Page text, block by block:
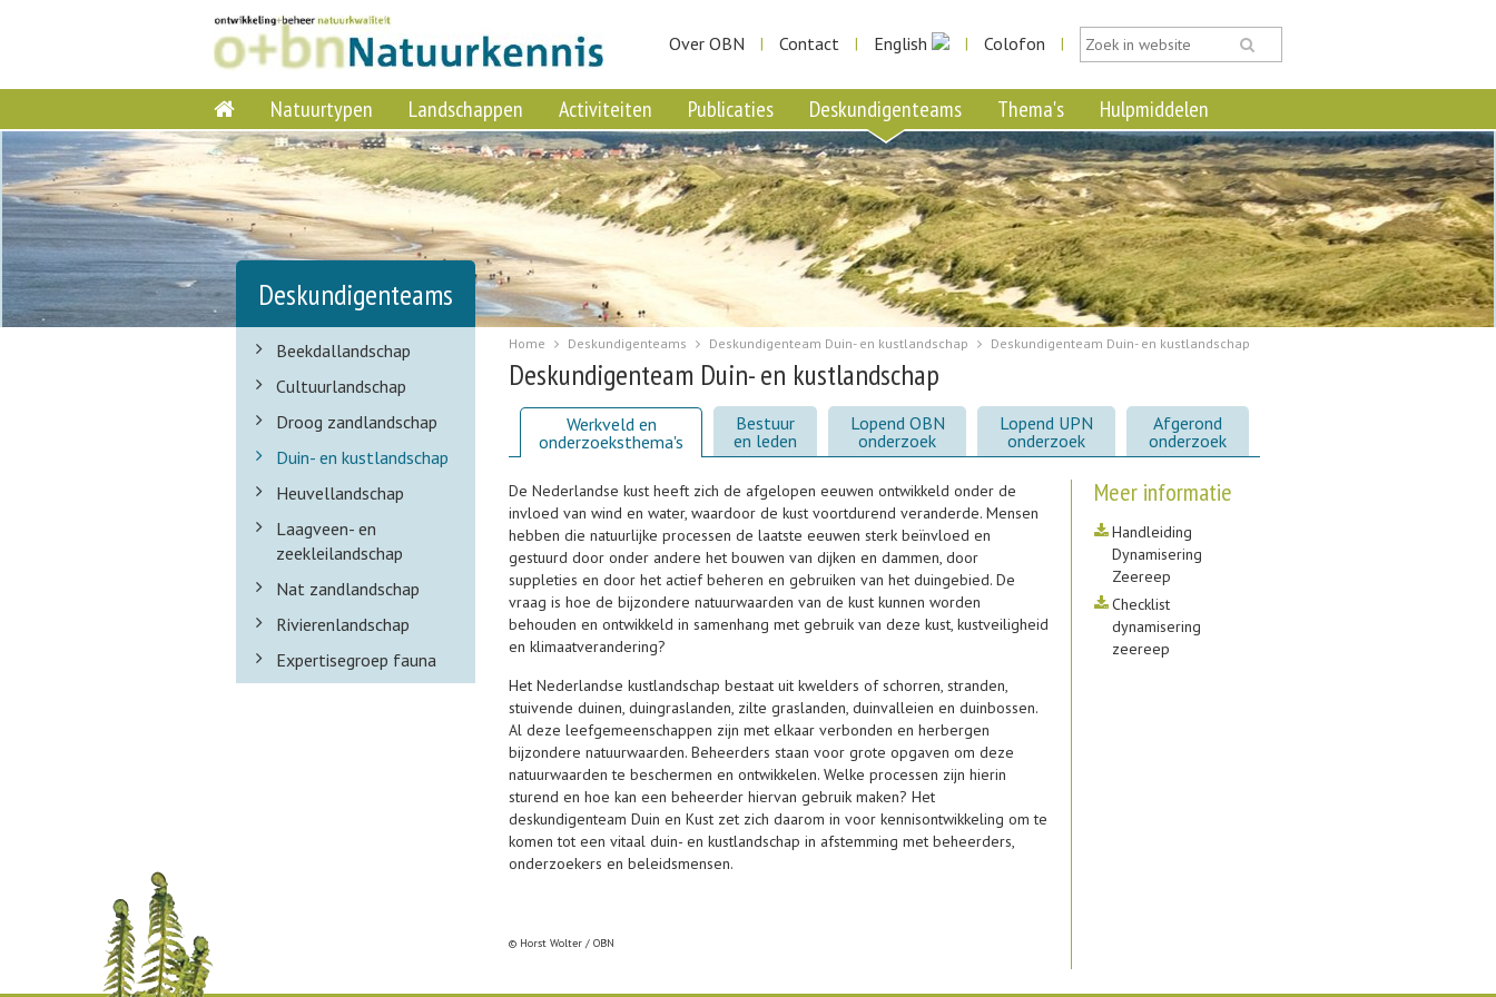
Over OBN | Contact | English | Colofon |
Natuurtypen Landschappen Activiteiten Publicaties Deskundigenteams Thema's Hulpmiddelen
Deskundigenteams
Beekdallandschap
Cultuurlandschap
Droog zandlandschap
Duin- en kustlandschap
Heuvellandschap
Laagveen- en
zeekleilandschap
Nat zandlandschap
Rivierenlandschap
Expertisegroep fauna
Home Deskundigenteams Deskundigenteam Duin- en kustlandschap Deskundigenteam Duin- en kustlandschap
Deskundigenteam Duin- en kustlandschap
Werkveld en
onderzoeksthema's
Bestuur
en leden
Lopend OBN
onderzoek
Lopend UPN
onderzoek
Afgerond
onderzoek
De Nederlandse kust heeft zich de afgelopen eeuwen ontwikkeld onder de
invloed van wind en water, waardoor de kust voortdurend veranderde. Mensen
hebben die natuurlijke processen de laatste eeuwen sterk beïnvloed en
gestuurd door onder andere het bouwen van dijken en dammen, door
suppleties en door het actief beheren en gebruiken van het duingebied. De
vraag is hoe de bijzondere natuurwaarden van de kust kunnen worden
behouden en ontwikkeld in samenhang met gebruik van deze kust, kustveiligheid
en klimaatverandering?
Het Nederlandse kustlandschap bestaat uit kwelders of schorren, stranden,
stuivende duinen, duingraslanden, zilte graslanden, duinvalleien en duinbossen.
Al deze leefgemeenschappen zijn met elkaar verbonden en herbergen
bijzondere natuurwaarden. Beheerders staan voor grote opgaven om deze
natuurwaarden te beschermen en ontwikkelen. Welke processen zijn hierin
sturend en hoe kan een beheerder hiervan gebruik maken? Het
deskundigenteam Duin en Kust zet zich daarom in voor kennisontwikkeling om te
komen tot een vitaal duin- en kustlandschap in afstemming met beheerders,
onderzoekers en beleidsmensen.
© Horst Wolter / OBN
Meer informatie
Handleiding
Dynamisering
Zeereep
Checklist
dynamisering
zeereep